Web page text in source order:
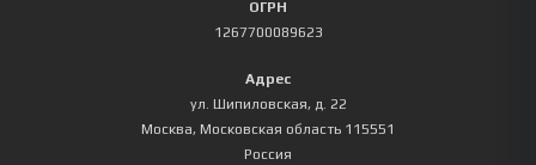
ОГРН
1267700089623
Адрес
ул. Шипиловская, д. 22
Москва, Московская область 115551
Россия